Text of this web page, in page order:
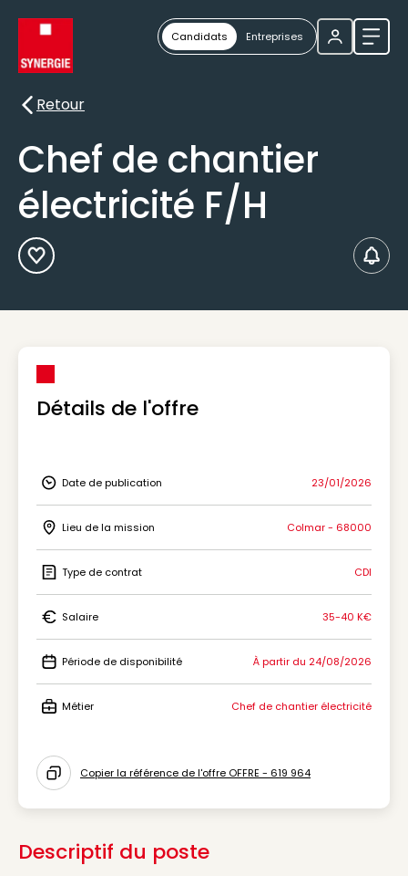
Candidats Entreprises
Retour
Retour
Chef de chantier
électricité F/H
Ajouter aux Favoris
Détails de l'offre
Icon Date de publication
Date de publication 23/01/2026
Icon Lieu de la mission
Lieu de la mission Colmar - 68000
Icon Type de contrat
Type de contrat CDI
Icon Salaire
Salaire 35-40 K€
Icon Période de disponibilité
Période de disponibilité À partir du 24/08/2026
Métier Chef de chantier électricité
Icon copy to clipboard
Copier la référence de l'offre OFFRE - 619 964
Descriptif du poste